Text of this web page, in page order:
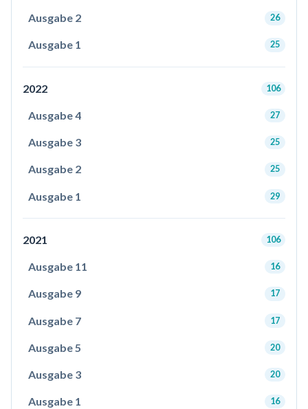
Ausgabe 2 26
Ausgabe 1 25
2022 106
Ausgabe 4 27
Ausgabe 3 25
Ausgabe 2 25
Ausgabe 1 29
2021 106
Ausgabe 11 16
Ausgabe 9 17
Ausgabe 7 17
Ausgabe 5 20
Ausgabe 3 20
Ausgabe 1 16